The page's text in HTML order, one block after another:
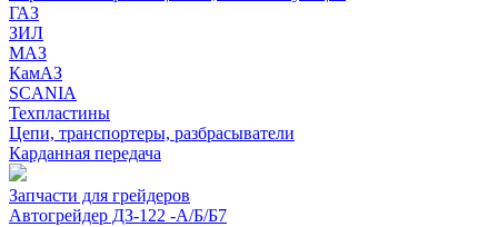
ГАЗ
ЗИЛ
МАЗ
КамАЗ
SCANIA
Техпластины
Цепи, транспортеры, разбрасыватели
Карданная передача
Запчасти для грейдеров
Автогрейдер ДЗ-122 -А/Б/Б7